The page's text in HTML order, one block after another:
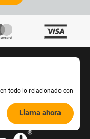
todo lo relacionado con
Llama ahora